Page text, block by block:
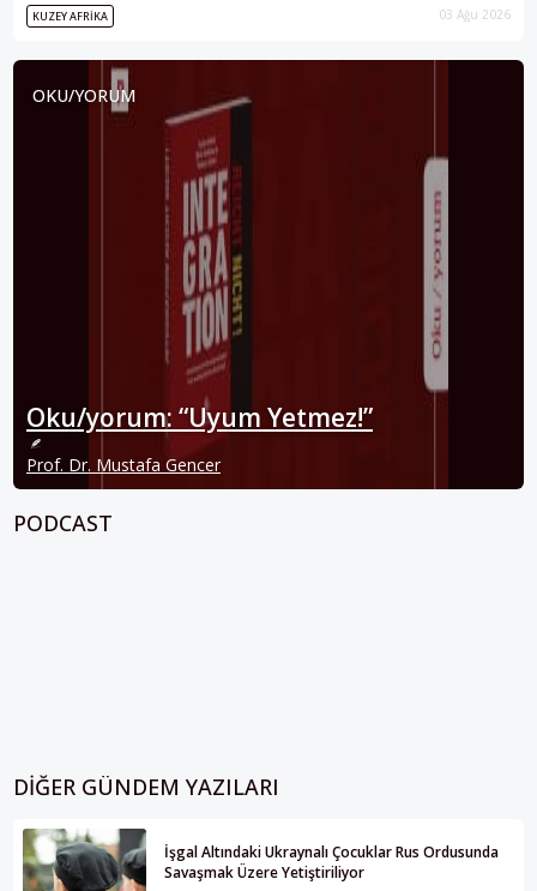
KUZEY AFRIKA 03 Ağu 2026
OKU/YORUM
Oku/yorum: “Uyum Yetmez!”
Prof. Dr. Mustafa Gencer
PODCAST
DIĞER GÜNDEM YAZILARI
İşgal Altındaki Ukraynalı Çocuklar Rus Ordusunda
Savaşmak Üzere Yetiştiriliyor